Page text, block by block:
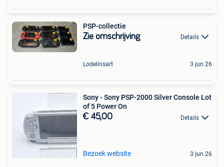
PSP-collectie
Zie omschrijving Details
Lodelinsart 3 jun 26
Sony - Sony PSP-2000 Silver Console Lot
of 5 Power On
€ 45,00 Details
Bezoek website 3 jun 26